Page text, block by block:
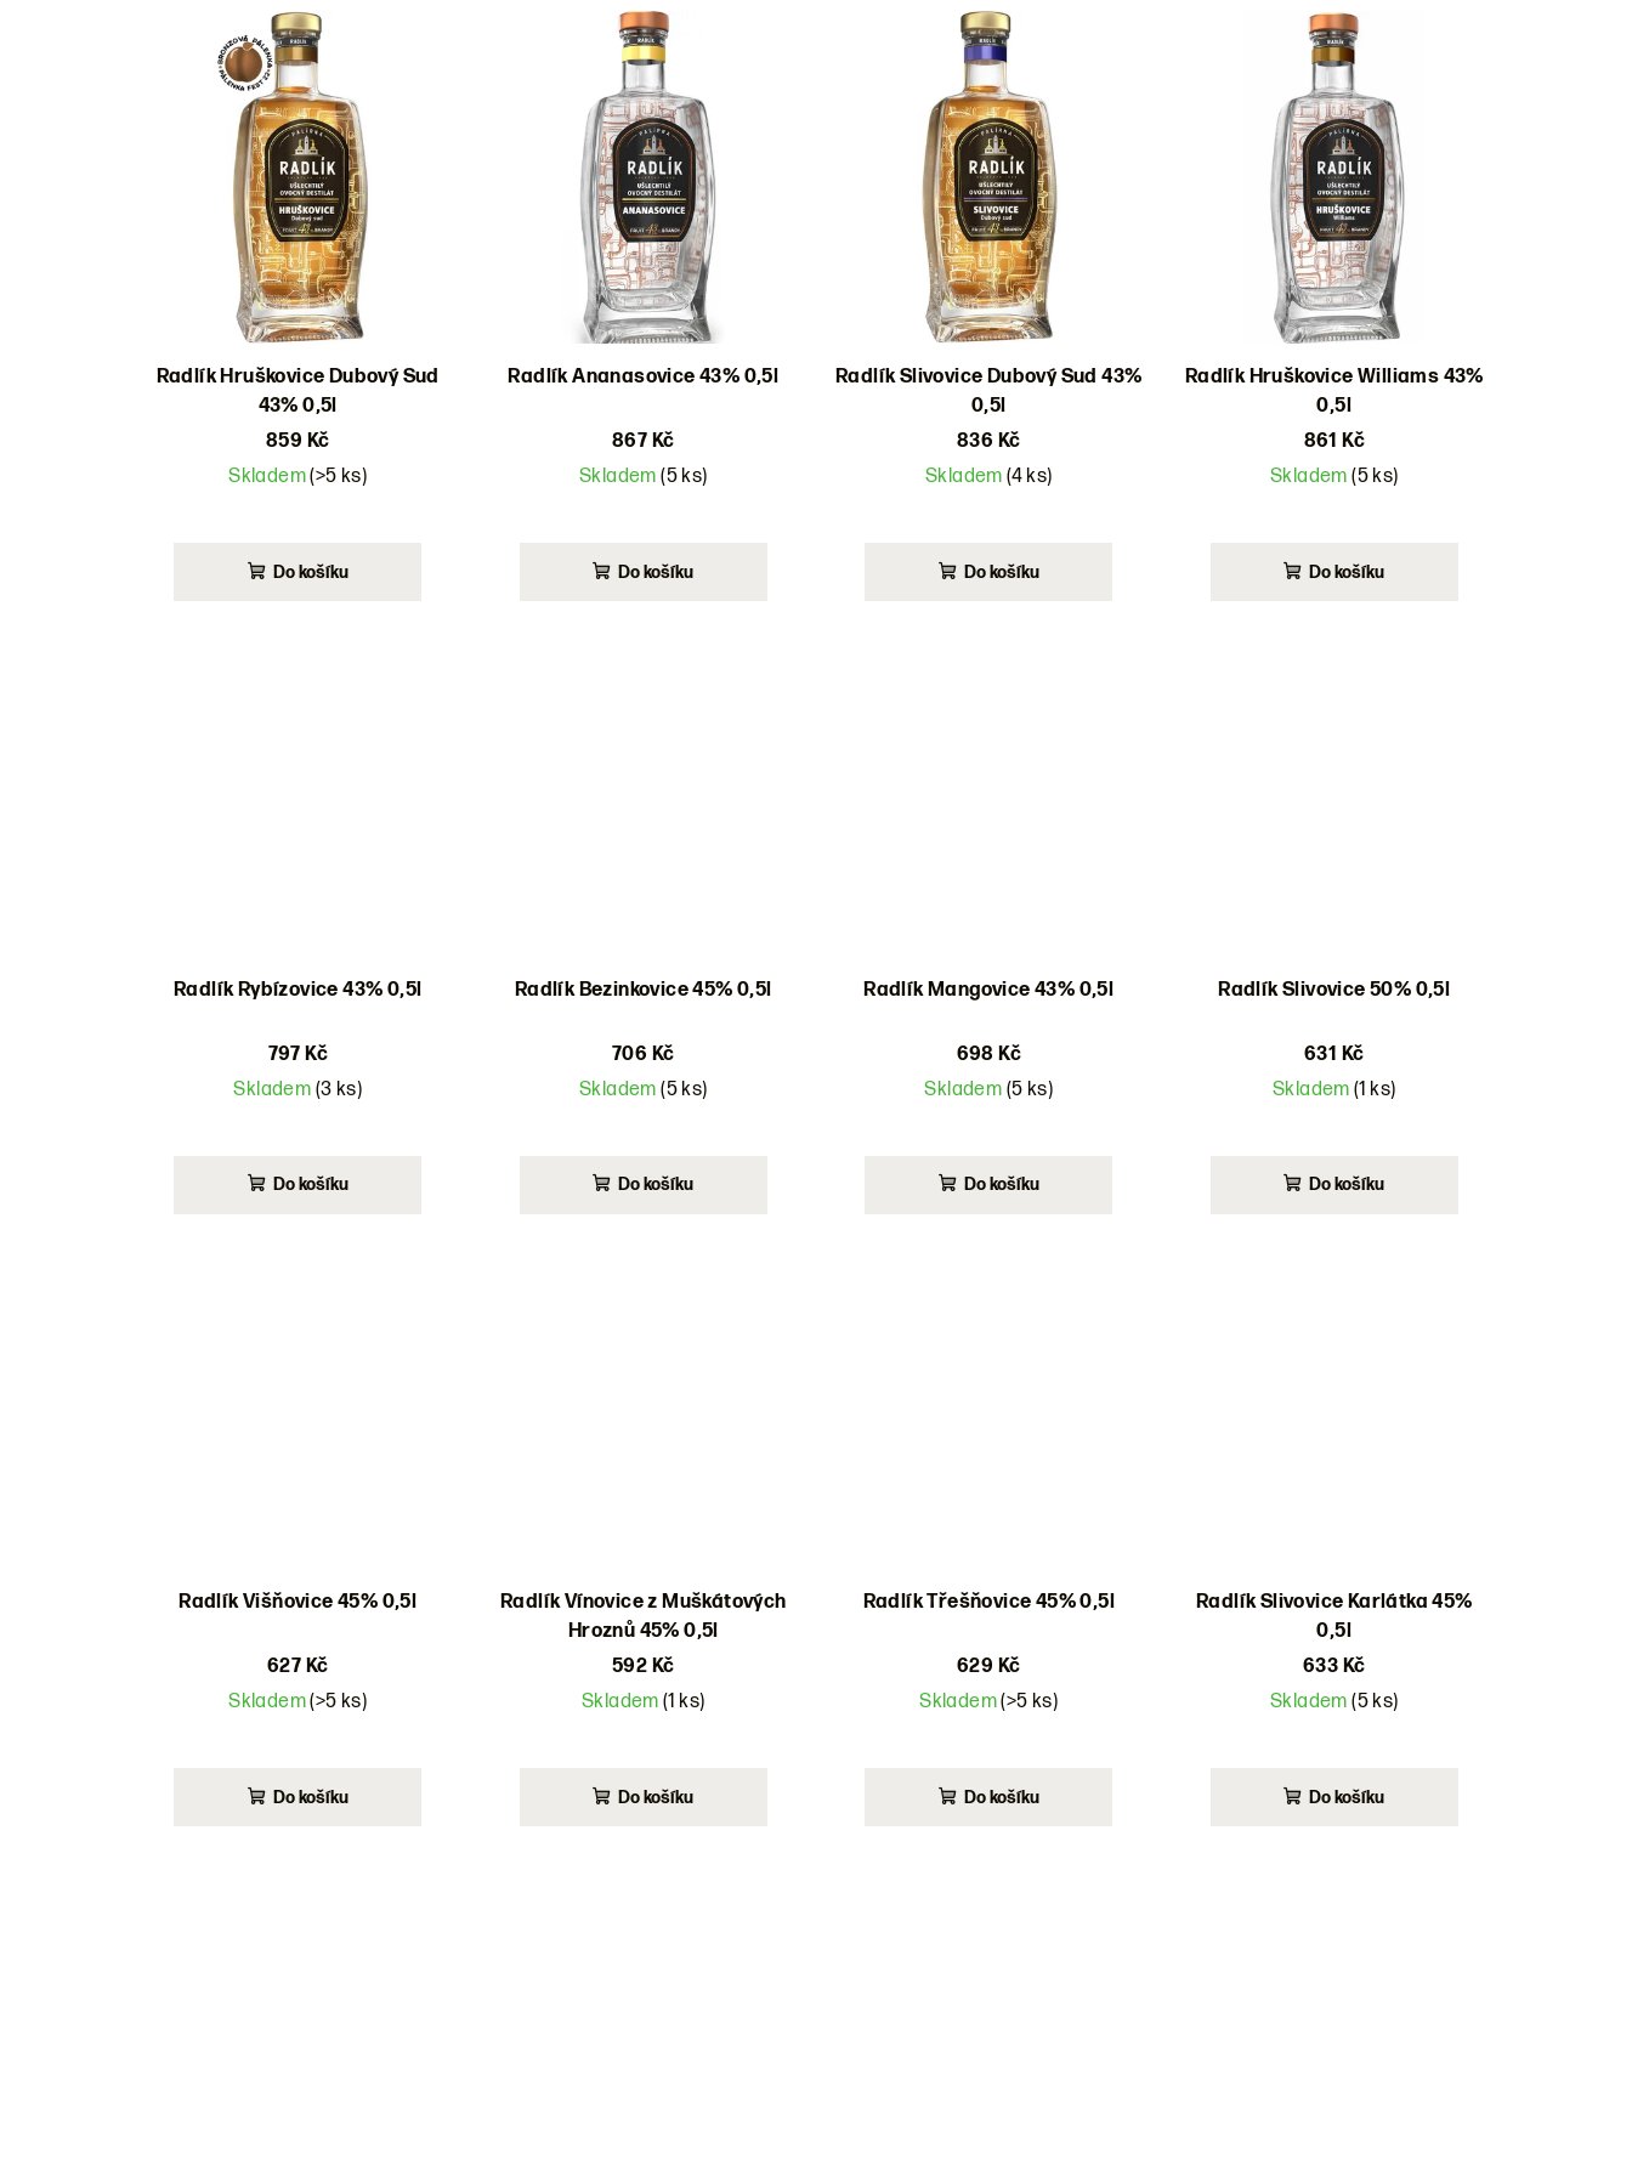
Výpis
produktů
Radlík Hruškovice Dubový Sud
43% 0,5l
859 Kč
Skladem(>5 ks)
Do košíku
Radlík Ananasovice 43% 0,5l
867 Kč
Skladem(5 ks)
Do košíku
Radlík Slivovice Dubový Sud 43%
0,5l
836 Kč
Skladem(4 ks)
Do košíku
Radlík Hruškovice Williams 43%
0,5l
861 Kč
Skladem(5 ks)
Do košíku
Radlík Rybízovice 43% 0,5l
797 Kč
Skladem (3 ks)
Do košíku
Radlík Bezinkovice 45% 0,5l
706 Kč
Skladem(5 ks)
Do košíku
Radlík Mangovice 43% 0,5l
698 Kč
Skladem (5 ks)
Do košíku
Radlík Slivovice 50% 0,5l
631 Kč
Skladem(1 ks)
Do košíku
Radlík Višňovice 45% 0,5l
627 Kč
Skladem(>5 ks)
Do košíku
Radlík Vínovice z Muškátových
Hroznů 45% 0,5l
592 Kč
Skladem(1 ks)
Do košíku
Radlík Třešňovice 45% 0,5l
629 Kč
Skladem(>5 ks)
Do košíku
Radlík Slivovice Karlátka 45%
0,5l
633 Kč
Skladem(5 ks)
Do košíku